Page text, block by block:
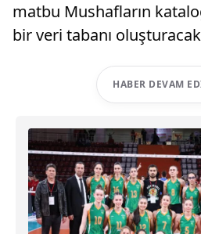
matbu Mushafların
bir veri tabanı
HABER DEVAM